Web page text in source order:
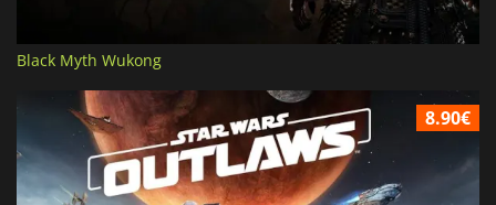
Black Myth Wukong
8.90€